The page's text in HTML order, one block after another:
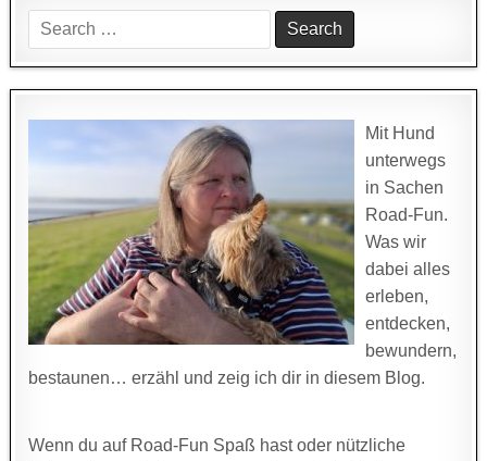
Search
for:
Mit Hund
unterwegs
in Sachen
Road-Fun.
Was wir
dabei alles
erleben,
entdecken,
bewundern,
bestaunen… erzähl und zeig ich dir in diesem Blog.
Wenn du auf Road-Fun Spaß hast oder nützliche